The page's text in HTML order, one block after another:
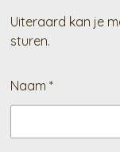
Uiteraard kan je
sturen.
Naam *